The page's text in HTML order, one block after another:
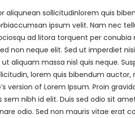
sollicitudinlorem quis
ipsum velit. Nam nec
ad litora torquent per conubia
non neque elit. Sed ut imperdiet
massa nisl quis neque.
lorem quis bibendum
version of Lorem Ipsum. Proin
nibh id elit. Duis sed odio sit
odio. Sed non mauris vitae erat